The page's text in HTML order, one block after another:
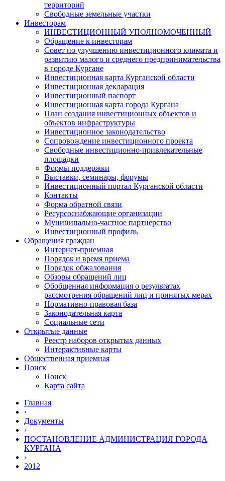
территорий
Свободные земельные участки
Инвесторам
ИНВЕСТИЦИОННЫЙ УПОЛНОМОЧЕННЫЙ
Обращение к инвесторам
Совет по улучшению инвестиционного климата и
развитию малого и среднего предпринимательства
в городе Кургане
Инвестиционная карта Курганской области
Инвестиционная декларация
Инвестиционный паспорт
Инвестиционная карта города Кургана
План создания инвестиционных объектов и
объектов инфраструктуры
Инвестиционное законодательство
Сопровождение инвестиционного проекта
Свободные инвестиционно-привлекательные
площадки
Формы поддержки
Выставки, семинары, форумы
Инвестиционный портал Курганской области
Контакты
Форма обратной связи
Ресурсоснабжающие организации
Муниципально-частное партнерство
Инвестиционный профиль
Обращения граждан
Интернет-приемная
Порядок и время приема
Порядок обжалования
Обзоры обращений лиц
Обобщенная информация о результатах
рассмотрения обращений лиц и принятых мерах
Нормативно-правовая база
Законодательная карта
Социальные сети
Открытые данные
Реестр наборов открытых данных
Интерактивные карты
Общественная приемная
Поиск
Поиск
Карта сайта
Главная
›
Документы
›
ПОСТАНОВЛЕНИЕ АДМИНИСТРАЦИЯ ГОРОДА
КУРГАНА
›
2012